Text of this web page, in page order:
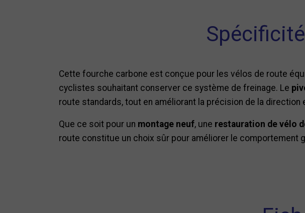
Cette fourche carbone est conçue pour les vélos de route
cyclistes souhaitant conserver ce système de freinage. Le
route standards, tout en améliorant la précision de la
Que ce soit pour un montage neuf, une restauration de vélo
route constitue un choix sûr pour améliorer le comportement